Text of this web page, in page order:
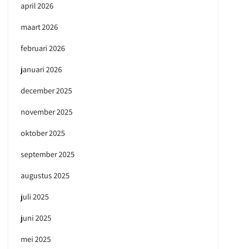
april 2026
maart 2026
februari 2026
januari 2026
december 2025
november 2025
oktober 2025
september 2025
augustus 2025
juli 2025
juni 2025
mei 2025